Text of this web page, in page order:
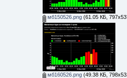
мб150526.png(61.05 КБ,
мб160526.png(49.38 КБ,